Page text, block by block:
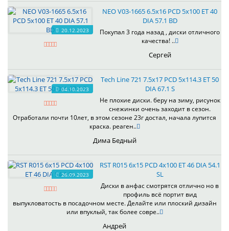
20.12.2023
NEO V03-1665 6.5x16 PCD 5x100 ET 40
DIA 57.1 BD
Покупал 3 года назад , диски отличного
качества! ..
Сергей
04.10.2023
Tech Line 721 7.5x17 PCD 5x114.3 ET 50
DIA 67.1 S
Не плохие диски. беру на зиму, рисунок
снежинки очень заходит в сезон.
Отработали почти 10лет, в этом сезоне 23г достал, начала лупится
краска. реаген..
Дима Бедный
26.09.2023
RST R015 6x15 PCD 4x100 ET 46 DIA 54.1
SL
Диски в анфас смотрятся отлично но в
профиль всё портит вид
выпукловатость в посадочном месте. Делайте или плоский дизайн
или впуклый, так более совре..
Андрей